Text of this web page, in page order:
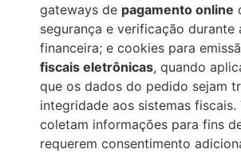
gateways de pagamento online
segurança e verificação durante
financeira; e cookies para
fiscais eletrônicas, quando
que os dados do pedido sejam
integridade aos sistemas fiscais.
coletam informações para fins
requerem consentimento